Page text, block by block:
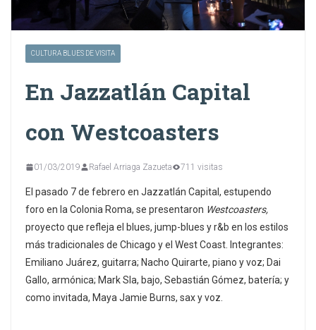
CULTURA BLUES DE VISITA
En Jazzatlán Capital
con Westcoasters
01/03/2019 Rafael Arriaga Zazueta 711 visitas
El pasado 7 de febrero en Jazzatlán Capital, estupendo
foro en la Colonia Roma, se presentaron Westcoasters,
proyecto que refleja el blues, jump-blues y r&b en los estilos
más tradicionales de Chicago y el West Coast. Integrantes:
Emiliano Juárez, guitarra; Nacho Quirarte, piano y voz; Dai
Gallo, armónica; Mark Sla, bajo, Sebastián Gómez, batería; y
como invitada, Maya Jamie Burns, sax y voz.